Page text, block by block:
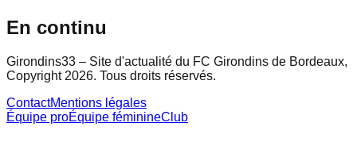
En continu
Girondins33 – Site d'actualité du FC Girondins de Bordeaux,
Copyright 2026. Tous droits réservés.
ContactMentions légales
Équipe proÉquipe féminineClub